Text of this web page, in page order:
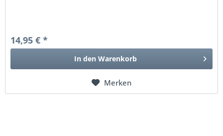
14,95 € *
In den Warenkorb
Merken